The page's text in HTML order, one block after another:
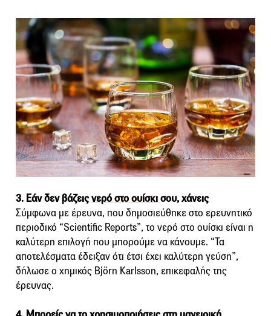
3. Εάν δεν βάζειςνερό στο ουίσκισου, χάνεις
Σύμφωνα με έρευνα, που δημοσιεύθηκε στο ερευνητικό
περιοδικό “Scientific Reports”, το νερό στο ουίσκι είναι η
καλύτερη επιλογή που μπορούμε να κάνουμε. “Τα
αποτελέσματα έδειξαν ότι έτσι έχει καλύτερη γεύση”,
δήλωσε ο χημικός Björn Karlsson, επικεφαλής της
έρευνας.